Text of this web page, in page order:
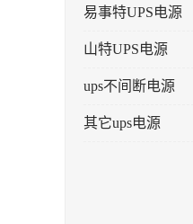
易事特UPS电源
山特UPS电源
ups不间断电源
其它ups电源